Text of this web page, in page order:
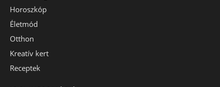
Horoszkóp
Életmód
Otthon
Kreatív kert
Receptek